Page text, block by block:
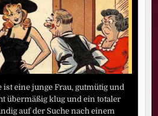
ist eine junge Frau, gutmütig und
übermäßig klug und ein totaler
auf der Suche nach einem